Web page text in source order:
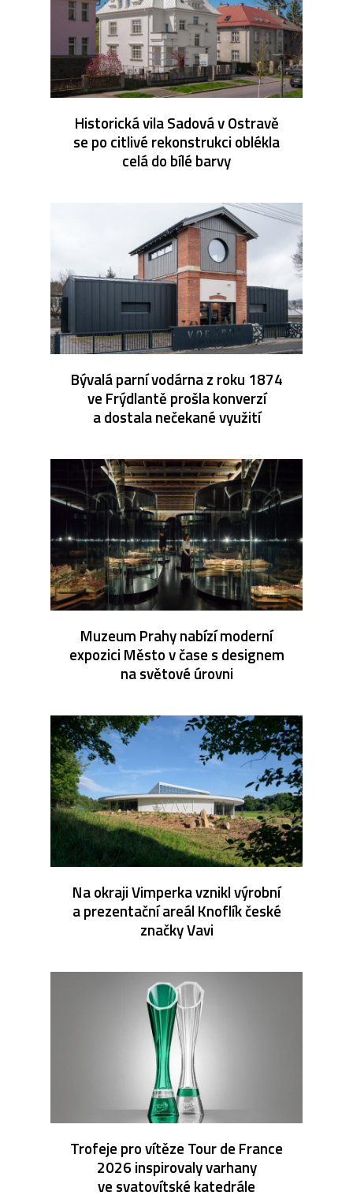
Historická vila Sadová v Ostravě
se po citlivé rekonstrukci oblékla
celá do bílé barvy
Bývalá parní vodárna z roku 1874
ve Frýdlantě prošla konverzí
a dostala nečekané využití
Muzeum Prahy nabízí moderní
expozici Město v čase s designem
na světové úrovni
Na okraji Vimperka vznikl výrobní
a prezentační areál Knoflík české
značky Vavi
Trofeje pro vítěze Tour de France
2026 inspirovaly varhany
ve svatovítské katedrále